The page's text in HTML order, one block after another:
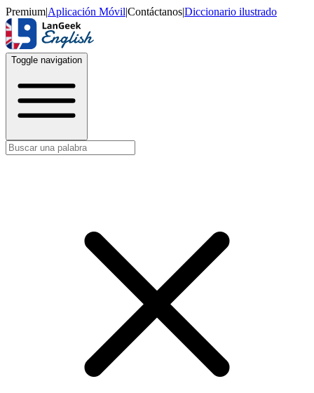
Premium|Aplicación Móvil|Contáctanos|Diccionario ilustrado
Toggle navigation